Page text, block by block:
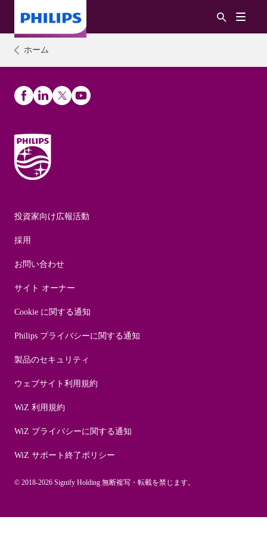
ホーム
投資家向け広報活動
採用
お問い合わせ
サイト オーナー
Cookie に関する通知
Philips プライバシーに関する通知
製品のセキュリティ
ウェブサイト利用規約
WiZ 利用規約
WiZ プライバシーに関する通知
WiZ サポート終了ポリシー
© 2018-2026 Signify Holding 無断複写・転載を禁じます。